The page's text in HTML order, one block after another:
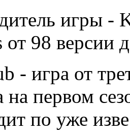
игры -
98 версии
- игра от
на первом
по уже